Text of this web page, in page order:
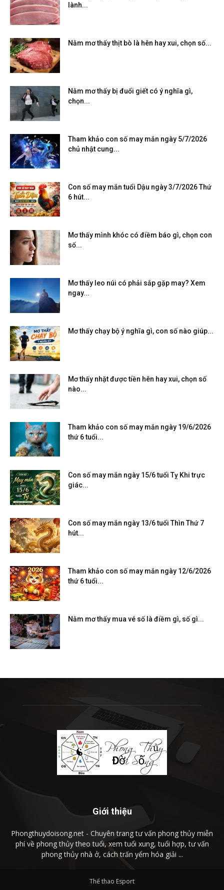
lành...
Nằm mơ thấy thịt bò là hên hay xui, chọn số...
Nằm mơ thấy bị đuổi giết có ý nghĩa gì,
chọn...
Tham khảo con số may mắn ngày 5/7/2026
chủ nhật cung...
Con số may mắn tuổi Dậu ngày 3/7/2026 Thứ
6 hút...
Mơ thấy mình khóc có điềm báo gì, chọn con
số...
Mơ thấy leo núi có phải sắp gặp may? Xem
ngay...
Mơ thấy chạy bộ ý nghĩa gì, con số nào giúp...
Mơ thấy nhặt được tiền hên hay xui, chọn số
nào...
Tham khảo con số may mắn ngày 19/6/2026
thứ 6 tuổi...
Con số may mắn ngày 15/6 tuổi Tỵ Khi trực
giác...
Con số may mắn ngày 13/6 tuổi Thìn Thứ 7
hút...
Tham khảo con số may mắn ngày 12/6/2026
thứ 6 tuổi...
Nằm mơ thấy mua vé số là điềm gì, số gì...
Giới thiệu
Phongthuydoisong.net - Chuyên trang tư vấn phong thủy miễn
phí về phong thủy theo tuổi, xem tuổi xung, tuổi hợp, tư vấn
phong thủy nhà ở, cách trấn yểm hóa giải ...
Thể thao Esport